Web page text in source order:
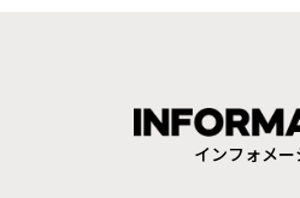
インフォメー